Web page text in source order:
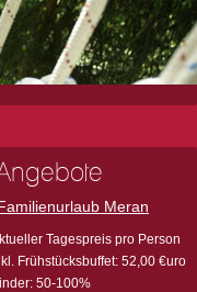
Tagespreis pro Person
Frühstücksbuffet: 52,00 €uro
50-100%